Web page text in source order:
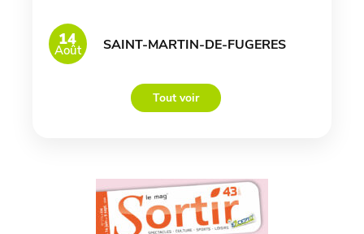
14
Août SAINT-MARTIN-DE-FUGERES
Tout voir